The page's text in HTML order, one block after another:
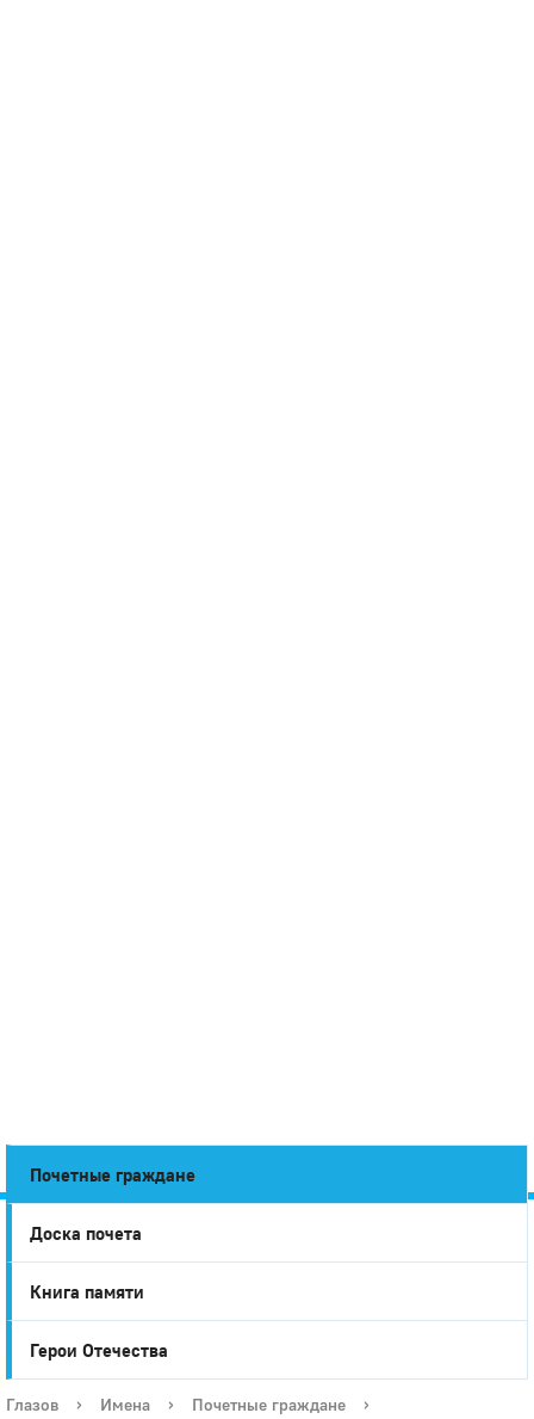
Город
Глазов
Почетные граждане
Доска почета
Книга памяти
Герои Отечества
Глазов › Имена › Почетные граждане
›